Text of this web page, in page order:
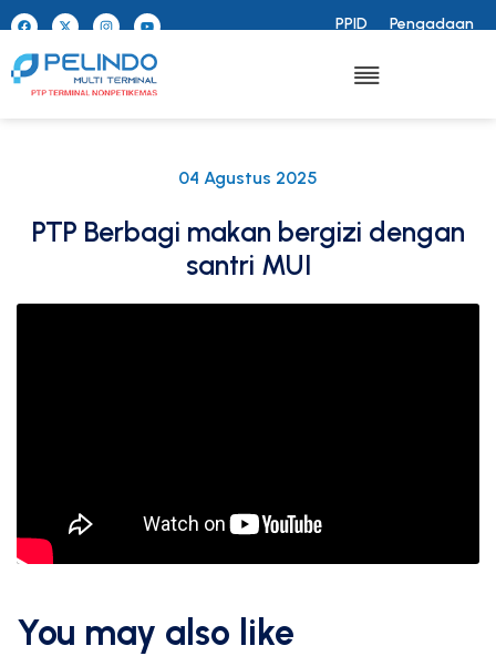
PPID Pengadaan
04 Agustus 2025
PTP Berbagi makan bergizi dengan
santri MUI
You may also like